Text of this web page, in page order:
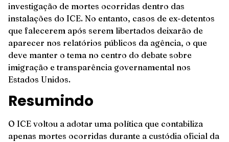
investigação de mortes ocorridas dentro das
instalações do ICE. No entanto, casos de ex-detentos
que falecerem após serem libertados deixarão de
aparecer nos relatórios públicos da agência, o que
deve manter o tema no centro do debate sobre
imigração e transparência governamental nos
Estados Unidos.
Resumindo
O ICE voltou a adotar uma política que contabiliza
apenas mortes ocorridas durante a custódia oficial da